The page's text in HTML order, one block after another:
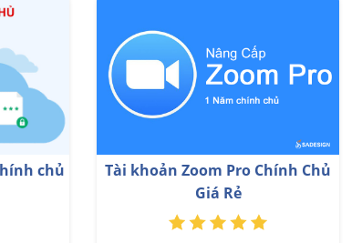
Nâng cấp Coursera PLus chính
chủ